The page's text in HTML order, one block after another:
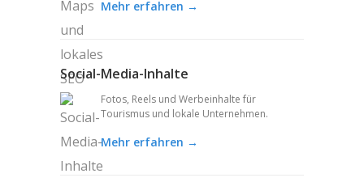
Mehr erfahren →
Social-Media-Inhalte
Fotos, Reels und Werbeinhalte für
Tourismus und lokale Unternehmen.
Mehr erfahren →